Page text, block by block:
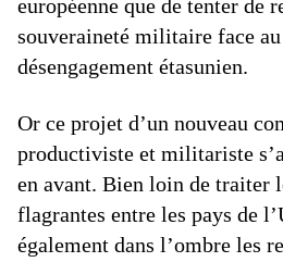
européenne que de tenter de
souveraineté militaire face
désengagement étasunien.
Or ce projet d’un nouveau
productiviste et militariste
en avant. Bien loin de traiter
flagrantes entre les pays de
également dans l’ombre les